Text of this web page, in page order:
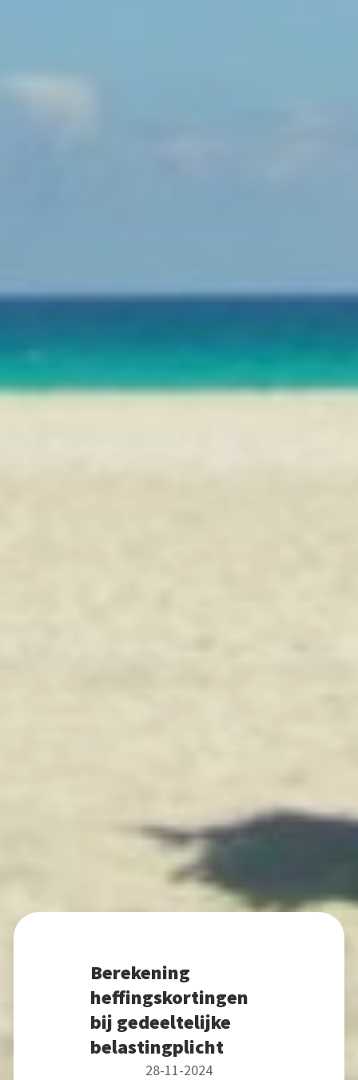
Berekening
heffingskortingen
bij gedeeltelijke
belastingplicht
28-11-2024